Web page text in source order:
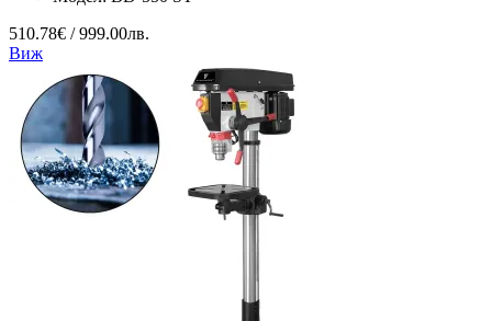
510.78€ / 999.00лв.
Виж